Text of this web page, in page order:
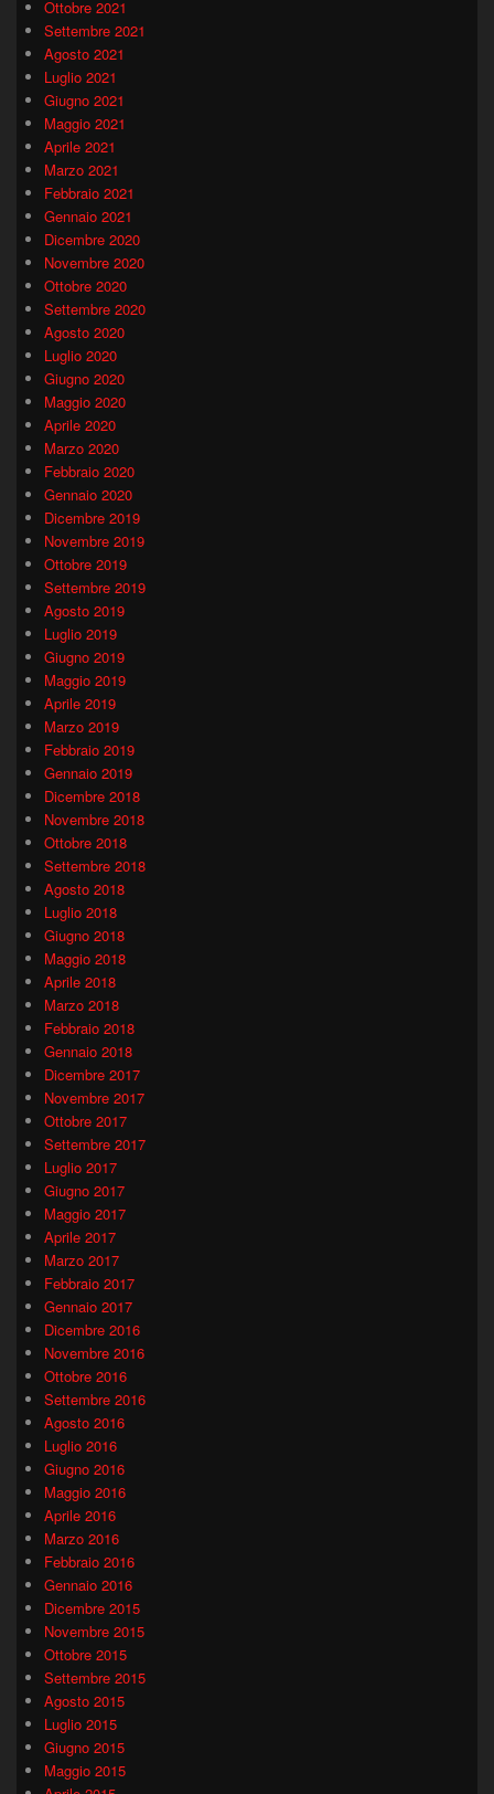
Ottobre 2021
Settembre 2021
Agosto 2021
Luglio 2021
Giugno 2021
Maggio 2021
Aprile 2021
Marzo 2021
Febbraio 2021
Gennaio 2021
Dicembre 2020
Novembre 2020
Ottobre 2020
Settembre 2020
Agosto 2020
Luglio 2020
Giugno 2020
Maggio 2020
Aprile 2020
Marzo 2020
Febbraio 2020
Gennaio 2020
Dicembre 2019
Novembre 2019
Ottobre 2019
Settembre 2019
Agosto 2019
Luglio 2019
Giugno 2019
Maggio 2019
Aprile 2019
Marzo 2019
Febbraio 2019
Gennaio 2019
Dicembre 2018
Novembre 2018
Ottobre 2018
Settembre 2018
Agosto 2018
Luglio 2018
Giugno 2018
Maggio 2018
Aprile 2018
Marzo 2018
Febbraio 2018
Gennaio 2018
Dicembre 2017
Novembre 2017
Ottobre 2017
Settembre 2017
Luglio 2017
Giugno 2017
Maggio 2017
Aprile 2017
Marzo 2017
Febbraio 2017
Gennaio 2017
Dicembre 2016
Novembre 2016
Ottobre 2016
Settembre 2016
Agosto 2016
Luglio 2016
Giugno 2016
Maggio 2016
Aprile 2016
Marzo 2016
Febbraio 2016
Gennaio 2016
Dicembre 2015
Novembre 2015
Ottobre 2015
Settembre 2015
Agosto 2015
Luglio 2015
Giugno 2015
Maggio 2015